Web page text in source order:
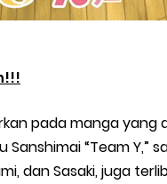
pada manga yang
Sanshimai “Team
dan Sasaki, juga